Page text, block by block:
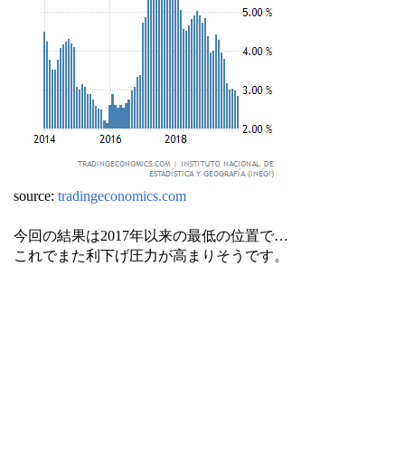
source: tradingeconomics.com
今回の結果は2017年以来の最低の位置で…
これでまた利下げ圧力が高まりそうです。